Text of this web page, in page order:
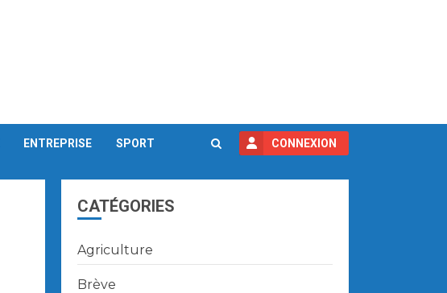
ENTREPRISE SPORT CONNEXION
CATÉGORIES
Agriculture
Brève